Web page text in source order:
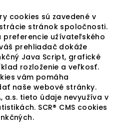
cookies sú zavedené v
stránok spoločnosti.
preferencie užívateľského
prehliadač dokáže
Java Script, grafické
rozloženie a veľkosť.
vám pomáha
naše webové stránky.
a.s. tieto údaje nevyužíva v
SCR® CMS cookies